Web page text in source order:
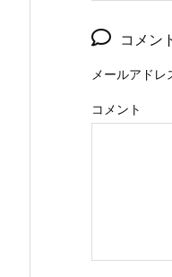
コメン
メールアドレ
コメント